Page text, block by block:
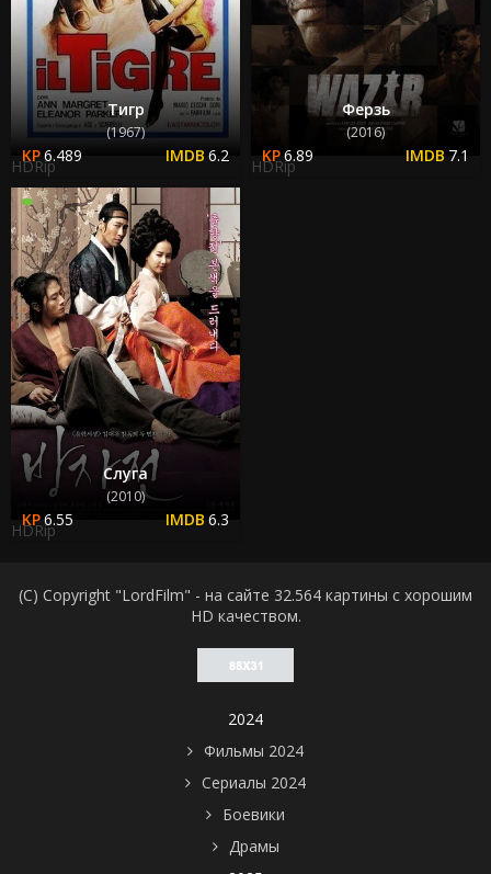
Тигр
(1967)
6.489 6.2
HDRip
Ферзь
(2016)
6.89 7.1
HDRip
Слуга
(2010)
6.55 6.3
HDRip
(C) Copyright "LordFilm" - на сайте 32.564 картины с хорошим
HD качеством.
2024
Фильмы 2024
Сериалы 2024
Боевики
Драмы